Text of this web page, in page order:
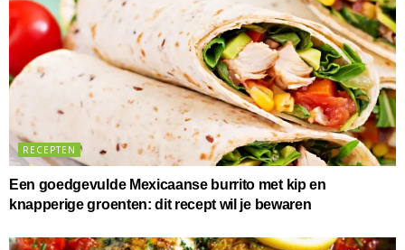
RECEPTEN
Een goedgevulde Mexicaanse burrito met kip en
knapperige groenten: dit recept wil je bewaren